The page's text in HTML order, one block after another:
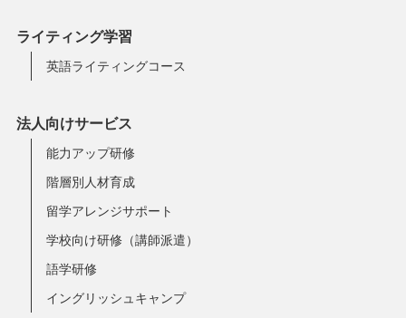
ライティング学習
英語ライティングコース
法人向けサービス
能力アップ研修
階層別人材育成
留学アレンジサポート
学校向け研修（講師派遣）
語学研修
イングリッシュキャンプ